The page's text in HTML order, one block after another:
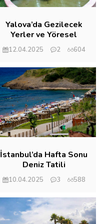
Yalova’da Gezilecek
Yerler ve Yöresel
Lezzetler
12.04.2025 2 604
İstanbul’da Hafta Sonu
Deniz Tatili
Yapabileceğiniz Yerler
ve Lezzet Durakları
10.04.2025 3 588